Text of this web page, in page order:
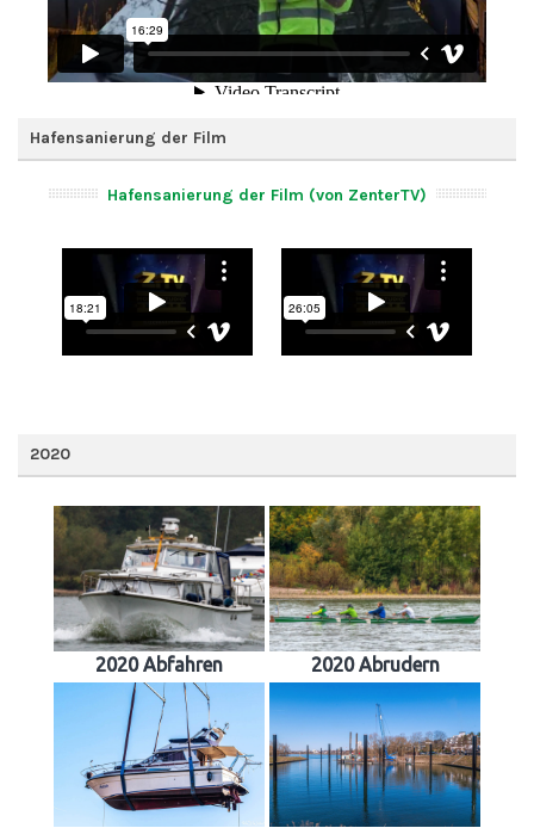
Hafensanierung der Film
Hafensanierung der Film (von ZenterTV)
2020
2020 Abfahren 2020 Abrudern